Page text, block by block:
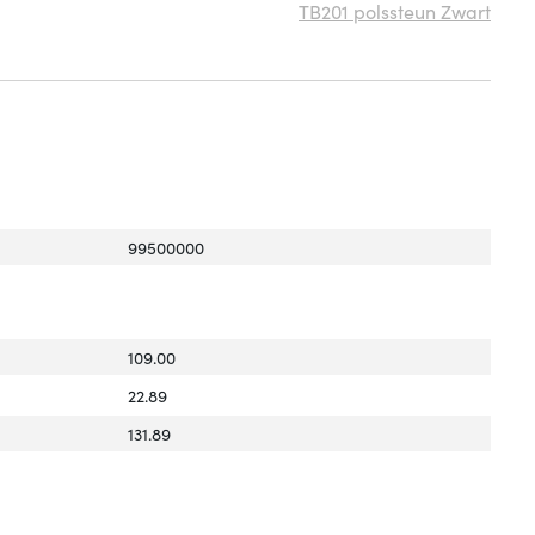
TB201 polssteun Zwart
99500000
109.00
22.89
131.89